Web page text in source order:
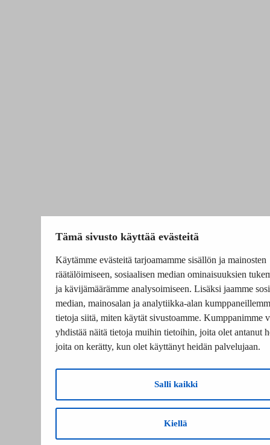
Tämä sivusto käyttää evästeitä
Käytämme evästeitä tarjoamamme sisällön ja mainosten
räätälöimiseen, sosiaalisen median ominaisuuksien
ja kävijämäärämme analysoimiseen. Lisäksi jaamme
median, mainosalan ja analytiikka-alan
tietoja siitä, miten käytät sivustoamme. Kumppanimme
yhdistää näitä tietoja muihin tietoihin, joita olet antanut
joita on kerätty, kun olet käyttänyt heidän palvelujaan.
Salli kaikki
Kiellä